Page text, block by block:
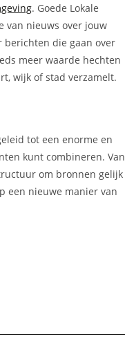
. Goede Lokale
van nieuws over jouw
berichten die gaan over
meer waarde hechten
wijk of stad verzamelt.
tot een enorme en
kunt combineren. Van
om bronnen gelijk
een nieuwe manier van